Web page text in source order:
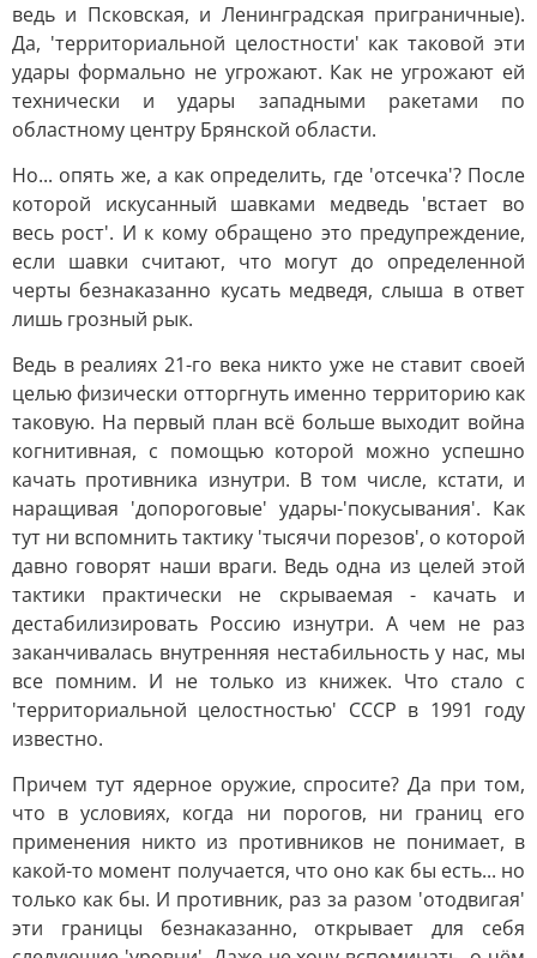
ведь и Псковская, и Ленинградская приграничные).
Да, 'территориальной целостности' как таковой эти
удары формально не угрожают. Как не угрожают ей
технически и удары западными ракетами по
областному центру Брянской области.
Но... опять же, а как определить, где 'отсечка'? После
которой искусанный шавками медведь 'встает во
весь рост'. И к кому обращено это предупреждение,
если шавки считают, что могут до определенной
черты безнаказанно кусать медведя, слыша в ответ
лишь грозный рык.
Ведь в реалиях 21-го века никто уже не ставит своей
целью физически отторгнуть именно территорию как
таковую. На первый план всё больше выходит война
когнитивная, с помощью которой можно успешно
качать противника изнутри. В том числе, кстати, и
наращивая 'допороговые' удары-'покусывания'. Как
тут ни вспомнить тактику 'тысячи порезов', о которой
давно говорят наши враги. Ведь одна из целей этой
тактики практически не скрываемая - качать и
дестабилизировать Россию изнутри. А чем не раз
заканчивалась внутренняя нестабильность у нас, мы
все помним. И не только из книжек. Что стало с
'территориальной целостностью' СССР в 1991 году
известно.
Причем тут ядерное оружие, спросите? Да при том,
что в условиях, когда ни порогов, ни границ его
применения никто из противников не понимает, в
какой-то момент получается, что оно как бы есть... но
только как бы. И противник, раз за разом 'отодвигая'
эти границы безнаказанно, открывает для себя